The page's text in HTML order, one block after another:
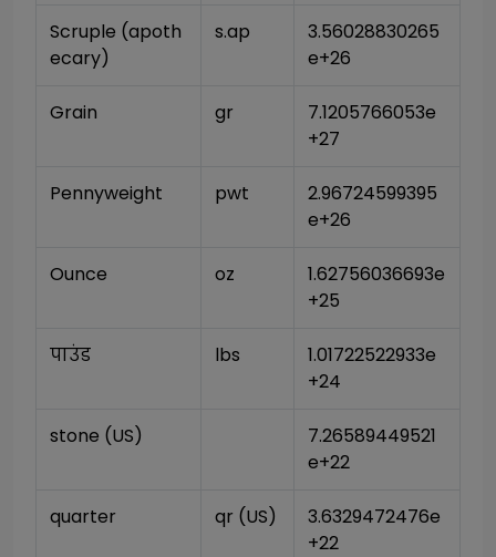
Scruple (apoth
ecary)
s.ap
3.56028830265
e+26
Grain gr
7.1205766053e
+27
Pennyweight pwt
2.96724599395
e+26
Ounce oz
1.62756036693e
+25
पाउंड lbs
1.01722522933e
+24
stone (US)
7.26589449521
e+22
quarter qr (US)
3.6329472476e
+22